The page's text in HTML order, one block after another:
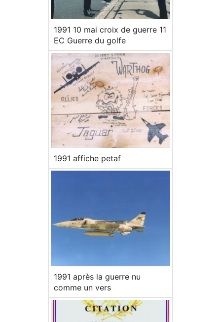
1991 10 mai croix de guerre 11
EC Guerre du golfe
1991 affiche petaf
1991 après la guerre nu
comme un vers